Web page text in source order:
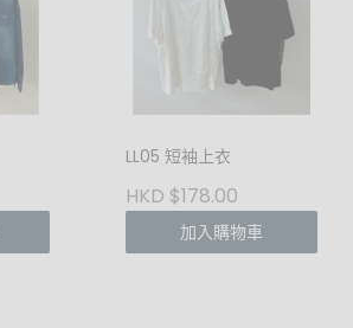
LL05 短袖上衣
HKD $178.00
加入購物車